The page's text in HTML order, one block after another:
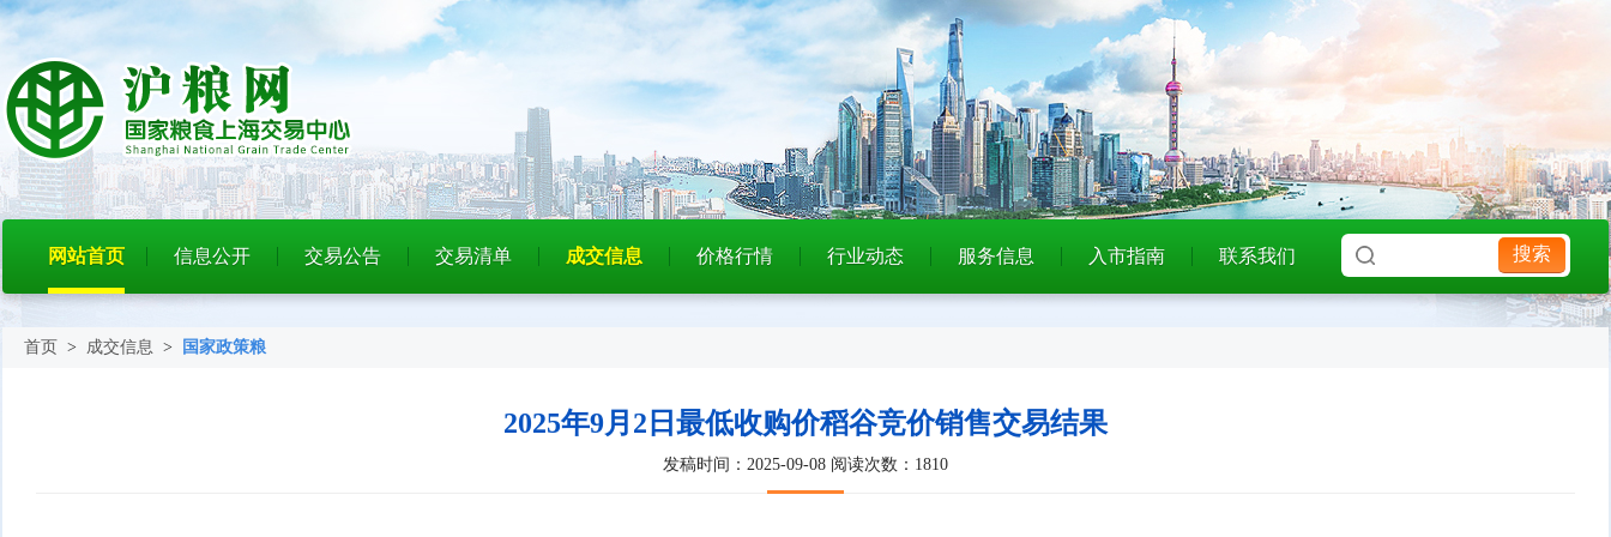
网站首页 信息公开 交易公告 交易清单 成交信息 价格行情 行业动态 服务信息 入市指南 联系我们 搜索
首页 > 成交信息 > 国家政策粮
2025年9月2日最低收购价稻谷竞价销售交易结果
发稿时间：2025-09-08 阅读次数：1810